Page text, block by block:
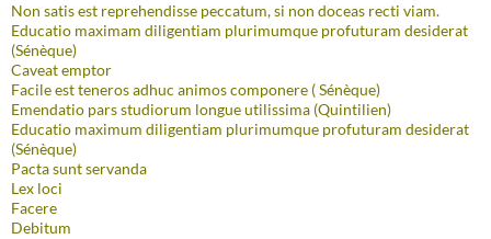
Non satis est reprehendisse peccatum, si non doceas recti viam.
Educatio maximam diligentiam plurimumque profuturam desiderat
(Sénèque)
Caveat emptor
Facile est teneros adhuc animos componere ( Sénèque)
Emendatio pars studiorum longue utilissima (Quintilien)
Educatio maximum diligentiam plurimumque profuturam desiderat
(Sénèque)
Pacta sunt servanda
Lex loci
Facere
Debitum